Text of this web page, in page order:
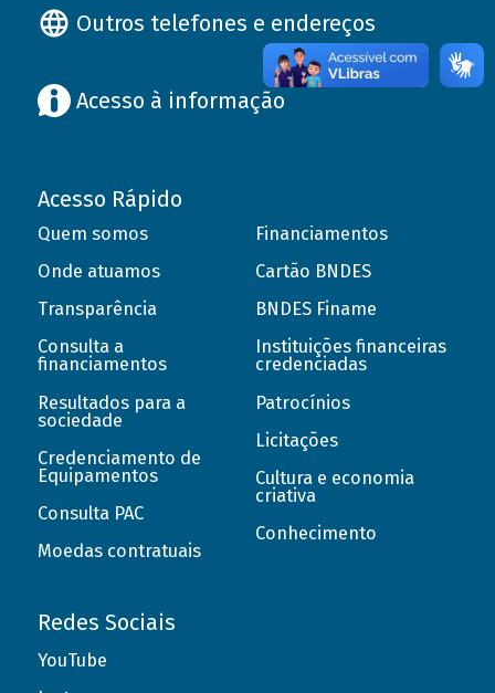
Outros telefones e endereços
Acesso à informação
Acesso Rápido
Quem somos
Onde atuamos
Transparência
Consulta a
financiamentos
Resultados para a
sociedade
Credenciamento de
Equipamentos
Consulta PAC
Moedas contratuais
Financiamentos
Cartão BNDES
BNDES Finame
Instituições financeiras
credenciadas
Patrocínios
Licitações
Cultura e economia
criativa
Conhecimento
Redes Sociais
YouTube